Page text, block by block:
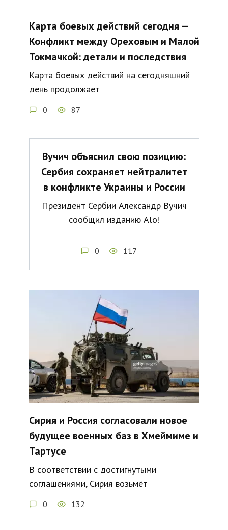
Карта боевых действий сегодня —
Конфликт между Ореховым и Малой
Токмачкой: детали и последствия
Карта боевых действий на сегодняшний
день продолжает
0 87
Вучич объяснил свою позицию:
Сербия сохраняет нейтралитет
в конфликте Украины и России
Президент Сербии Александр Вучич
сообщил изданию Alo!
0 117
Сирия и Россия согласовали новое
будущее военных баз в Хмеймиме и
Тартусе
В соответствии с достигнутыми
соглашениями, Сирия возьмёт
0 132